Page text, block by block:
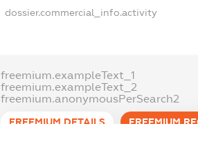
dossier.commercial_info.activity
freemium.exampleText_1
freemium.exampleText_2
freemium.anonymousPerSearch2
FREEMIUM.DETAILS